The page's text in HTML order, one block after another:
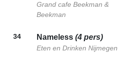
Grand cafe Beekman &
Beekman
34 Nameless (4 pers)
Eten en Drinken Nijmegen